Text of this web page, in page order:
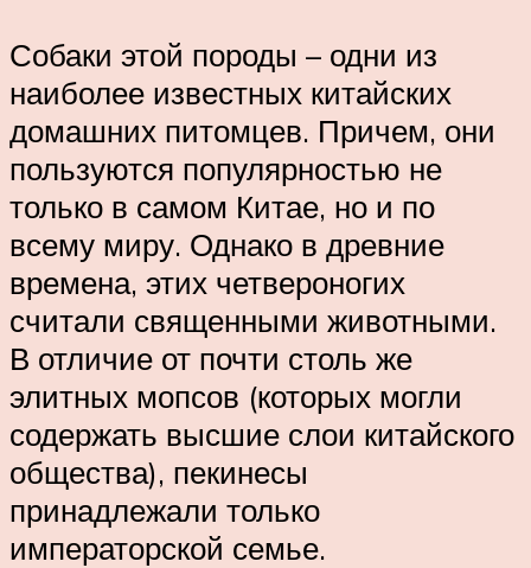
Собаки этой породы – одни из
наиболее известных китайских
домашних питомцев. Причем, они
пользуются популярностью не
только в самом Китае, но и по
всему миру. Однако в древние
времена, этих четвероногих
считали священными животными.
В отличие от почти столь же
элитных мопсов (которых могли
содержать высшие слои китайского
общества), пекинесы
принадлежали только
императорской семье.